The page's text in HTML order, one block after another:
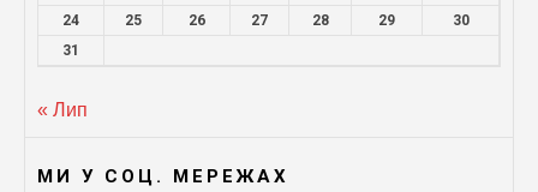
24
25 26 27 28 29
30
31
« Лип
МИ У СОЦ. МЕРЕЖАХ